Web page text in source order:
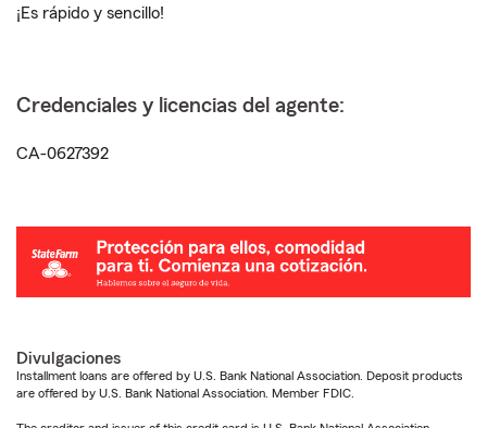
¡Es rápido y sencillo!
Credenciales y licencias del agente:
CA-0627392
Divulgaciones
Installment loans are offered by U.S. Bank National Association. Deposit products
are offered by U.S. Bank National Association. Member FDIC.